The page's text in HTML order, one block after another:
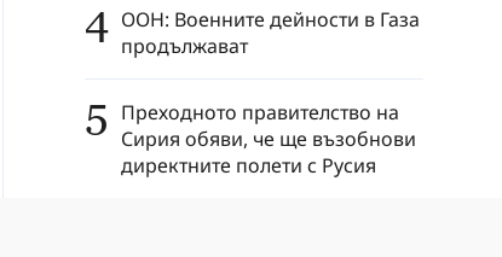
4 ООН: Военните дейности в Газа
продължават
5 Преходното правителство на
Сирия обяви, че ще възобнови
директните полети с Русия